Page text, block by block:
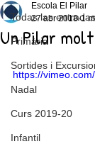
Todas las entradas
Primària
Sortides i
Nadal
Curs 2019-20
Infantil
Un Pilar
Escola El Pilar
27 abr 2018 1
https://